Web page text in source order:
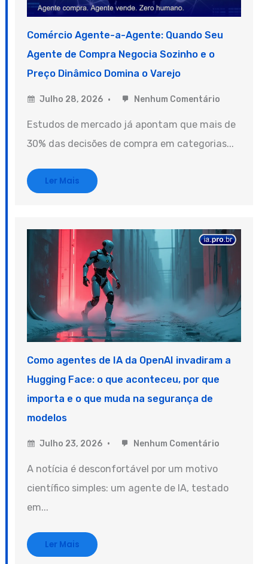
Comércio Agente-a-Agente: Quando Seu
Agente de Compra Negocia Sozinho e o
Preço Dinâmico Domina o Varejo
Julho 28, 2026 Nenhum Comentário
Estudos de mercado já apontam que mais de
30% das decisões de compra em categorias...
Ler Mais
Como agentes de IA da OpenAI invadiram a
Hugging Face: o que aconteceu, por que
importa e o que muda na segurança de
modelos
Julho 23, 2026 Nenhum Comentário
A notícia é desconfortável por um motivo
científico simples: um agente de IA, testado
em...
Ler Mais